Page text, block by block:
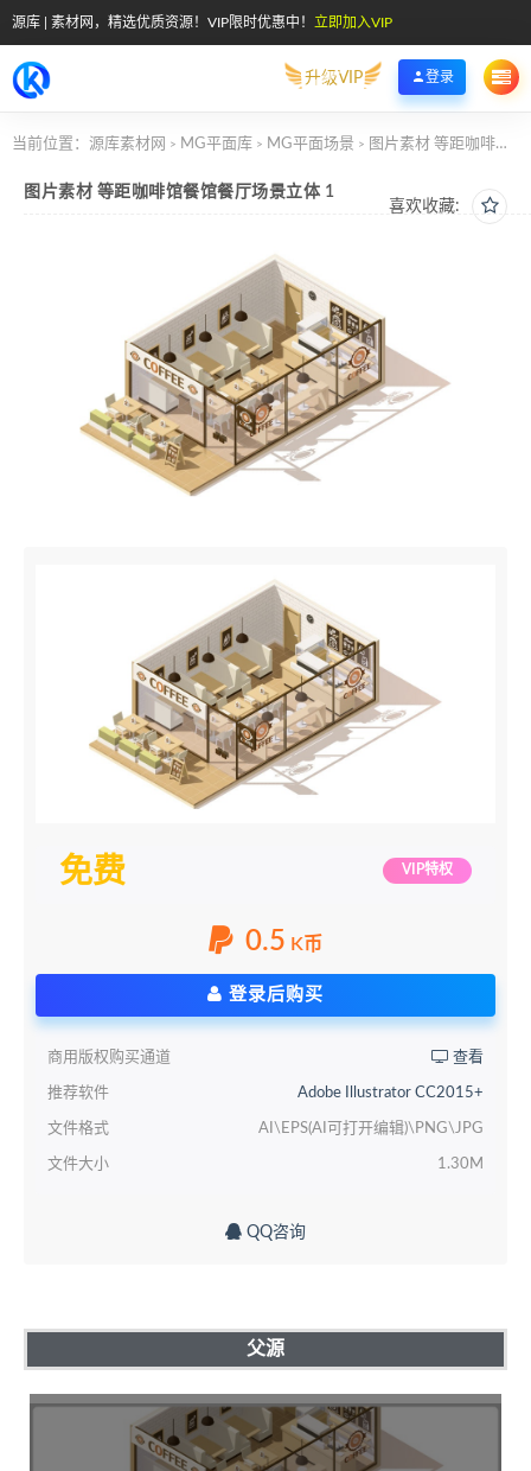
源库 | 素材网，精选优质资源！VIP限时优惠中！ 立即加入VIP
升级VIP 登录
当前位置： 源库素材网 > MG平面库 > MG平面场景 > 图片素材 等距咖啡馆餐馆餐厅场景立体 1
喜欢收藏:
图片素材 等距咖啡馆餐馆餐厅场景立体 1
免费 VIP特权
0.5 K币
登录后购买
商用版权购买通道 查看
推荐软件 Adobe Illustrator CC2015+
文件格式 AI\EPS(AI可打开编辑)\PNG\JPG
文件大小 1.30M
QQ咨询
父源